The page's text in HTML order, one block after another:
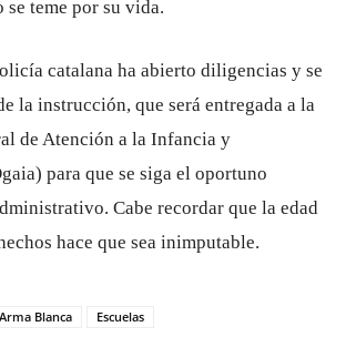
teme por su vida.
catalana ha abierto diligencias y se
la instrucción, que será entregada a la
de Atención a la Infancia y
para que se siga el oportuno
Cabe recordar que la edad
hace que sea inimputable.
Arma Blanca Escuelas